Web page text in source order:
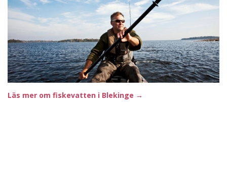
Läs mer om fiskevatten i Blekinge →